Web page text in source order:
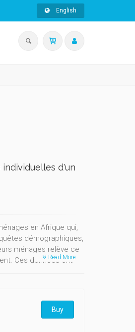
English
d'un
en Afrique qui,
démographiques,
ménages relève ce
Ces données ont
la situation
dirigés par une
Read More
Buy